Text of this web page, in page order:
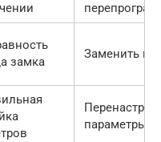
замка
Заменить
параметры